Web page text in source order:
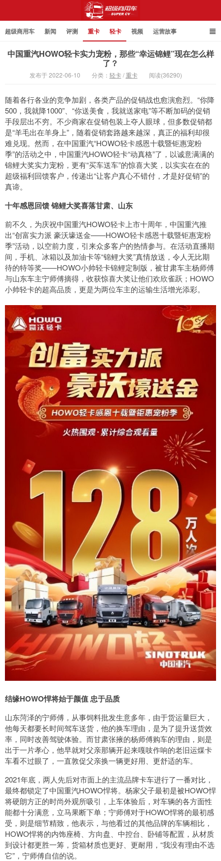
超级商用车
超级商用车 新闻 评测 重卡 轻卡 视频 运营故事
中国重汽HOWO轻卡实力宠粉，那些“幸运锦鲤”现在怎么样
了？
发布于 2022-06-10 分类： 轻卡/重卡 阅读(36290)
随着各行各业的竞争加剧，各类产品的促销战也愈演愈烈。“你降
500，我就降1000”、“你送美食，我就送家电”等不断加码的促销
手段层出不穷。不少商家在促销包装上夺人眼球，但多数促销都
是“羊毛出在羊身上”，随着促销套路越来越深，真正的福利却很
难兑现。然而，在中国重汽“HOWO轻卡感恩十载暨钜惠宠粉
季”的活动之中，中国重汽HOWO轻卡“动真格”了，以诚意满满的
锦鲤大奖实力宠粉，更有“买车送车”的惊喜大奖，以实实在在的
超级福利回馈客户，传递出“让客户真心不错付，才是好促销”的
真谛。
十年感恩回馈 锦鲤大奖喜落甘肃、山东
前不久，为庆祝中国重汽HOWO轻卡上市十周年，中国重汽推
出“创富实力派 豪沃壕送金——HOWO轻卡感恩十载暨钜惠宠粉
季”活动，以空前力度，引来众多客户的热情参与。在活动直播期
间，手机、冰箱以及加油卡等“锦鲤大奖”真情放送，令人无比期
待的特等奖——HOWO小帅轻卡锦鲤定制版，被甘肃车主杨师傅
与山东车主宁师傅摘得，收获惊喜大奖让他们欢欣雀跃；HOWO
小帅轻卡的超高品质，更是为两位车主的运输生活增光添彩。
结缘HOWO悍将始于颜值 忠于品质
山东菏泽的宁师傅，从事饲料批发生意多年，由于货运量巨大，
他每天都要长时间驾车送货，他的换车理由，是为了提升送货效
率，同时改善驾驶体验。而甘肃张掖的杨师傅购车的理由，则是
出于一片孝心，他早就对父亲那辆开起来嘎吱作响的老旧运煤卡
车看不过眼了，一直敦促父亲换一辆更好用、更舒适的车。
2021年底，两人先后对市面上的主流品牌卡车进行了一番对比，
最终都锁定了中国重汽HOWO悍将。杨家父子最初是被HOWO悍
将硬朗方正的时尚外观所吸引，上车体验后，对车辆的各方面性
能都十分满意，立马果断下单；宁师傅对于HOWO悍将的最初感
受，则是细节精致，他表示，与他看过的其他品牌的车辆相比，
HOWO悍将的内饰座椅、方向盘、中控台、卧铺等配置，从材质
到设计都更胜一筹，货箱材质也更好、更耐用，“我没有理由不选
它”，宁师傅自信的说。